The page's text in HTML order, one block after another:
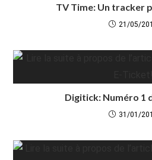
TV Time: Un tracker
21/05/
Digitick: Numéro 1
31/01/